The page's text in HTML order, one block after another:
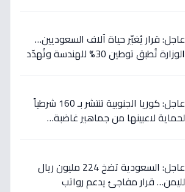
عاجل: قرار يُغيّر حياة آلاف السعوديين…
الوزارة تُطبق توطين 30% للهندسة وتُهدّد
عاجل: كوريا الجنوبية تنتشر بـ 160 شرطياً
لحماية لاعبينها من جماهير غاضبة…
عاجل: السعودية تضخ 224 مليون ريال
لليمن… قرار مفاجئ يدعم رواتب